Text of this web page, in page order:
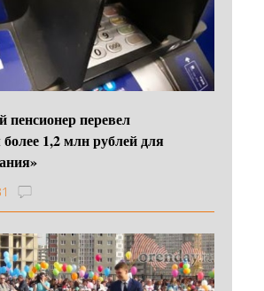
пенсионер перевел
1,2 млн рублей для